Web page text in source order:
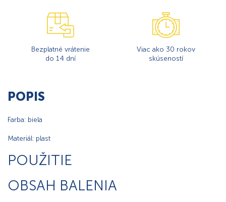
Bezplatné vrátenie
do 14 dní
Viac ako 30 rokov
skúseností
POPIS
Farba: biela
Materiál: plast
POUŽITIE
OBSAH BALENIA